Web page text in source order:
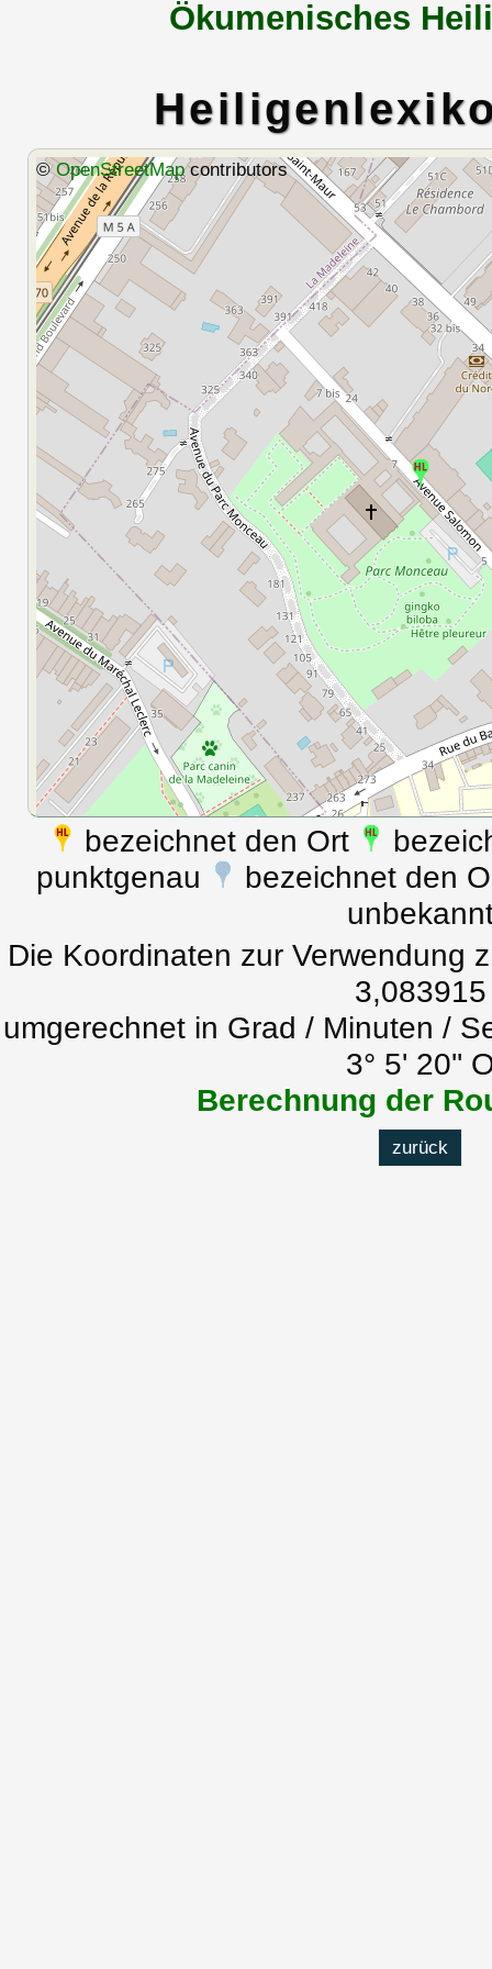
Ökumenisches
©OpenStreetMapcontributors
bezeichnet den Ort
punktgenau
bezeichnet den
Die Koordinaten zur Verwendung
3,083915
umgerechnet in Grad / Minuten /
3° 5' 20''
Berechnung der